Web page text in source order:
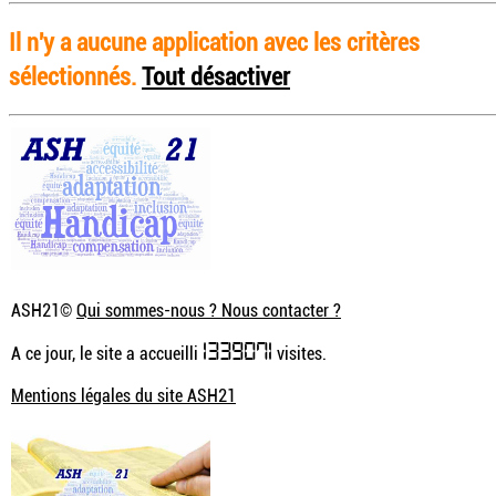
Il n'y a aucune application avec les critères
sélectionnés.Tout désactiver
ASH21©Qui sommes-nous ? Nous contacter ?
A ce jour, le site a accueilli 1339071 visites.
Mentions légales du site ASH21